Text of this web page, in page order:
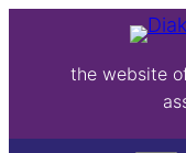
the website